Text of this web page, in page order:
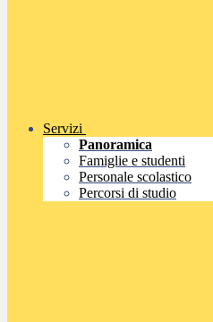
Servizi
Panoramica
Famiglie e studenti
Personale scolastico
Percorsi di studio